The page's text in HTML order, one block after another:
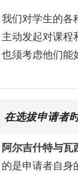
我们对学生的各
主动发起对课程
也须考虑他们能
在选拔申请者
阿尔吉什特与瓦
的是申请者自身